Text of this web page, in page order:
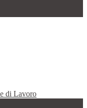
di Lavoro